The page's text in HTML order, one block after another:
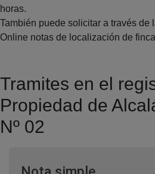
horas.
También puede solicitar a través de
Online notas de localización de
Tramites en el
Propiedad de
Nº 02